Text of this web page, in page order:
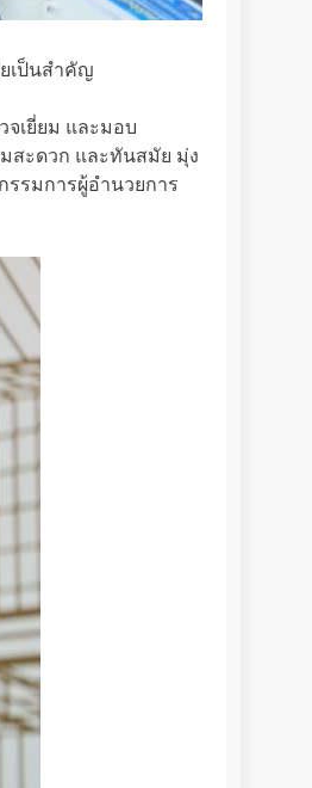
เป็นสำคัญ
เยี่ยม และมอบ
สะดวก และทันสมัย มุ่ง
รมการผู้อำนวยการ